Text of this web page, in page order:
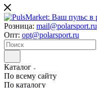
Розница: mail@polarsport.ru
Опт: opt@polarsport.ru
Каталог
По всему сайту
По каталогу